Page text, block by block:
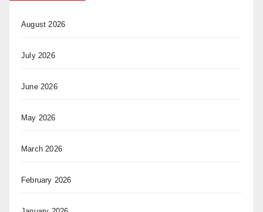
August 2026
July 2026
June 2026
May 2026
March 2026
February 2026